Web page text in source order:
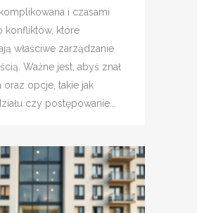
i czasami
konfliktów, które
właściwe zarządzanie
Ważne jest, abyś znał
oraz opcje, takie jak
czy postępowanie...